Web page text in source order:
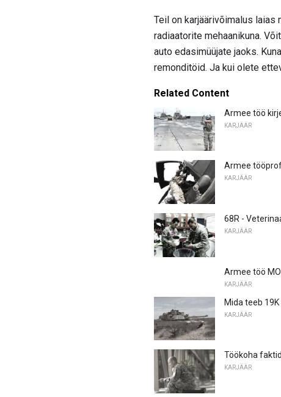
Teil on karjäärivõimalus
radiaatorite mehaanikuna.
auto edasimüüjate jaoks.
remonditöid. Ja kui olete
Related Content
Armee töö
KARJÄÄR
Armee
KARJÄÄR
68R -
KARJÄÄR
Armee töö
KARJÄÄR
Mida teeb
KARJÄÄR
Töökoha
KARJÄÄR